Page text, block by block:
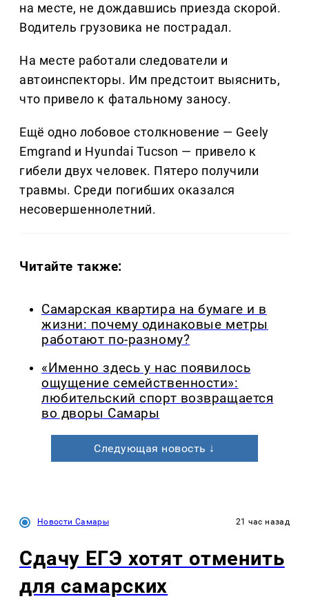
на месте, не дождавшись приезда скорой.
Водитель грузовика не пострадал.
На месте работали следователи и
автоинспекторы. Им предстоит выяснить,
что привело к фатальному заносу.
Ещё одно лобовое столкновение — Geely
Emgrand и Hyundai Tucson — привело к
гибели двух человек. Пятеро получили
травмы. Среди погибших оказался
несовершеннолетний.
Читайте также:
Самарская квартира на бумаге и в
жизни: почему одинаковые метры
работают по-разному?
«Именно здесь у нас появилось
ощущение семейственности»:
любительский спорт возвращается
во дворы Самары
Следующая новость ↓
Новости Самары 21 час назад
Сдачу ЕГЭ хотят отменить
для самарских